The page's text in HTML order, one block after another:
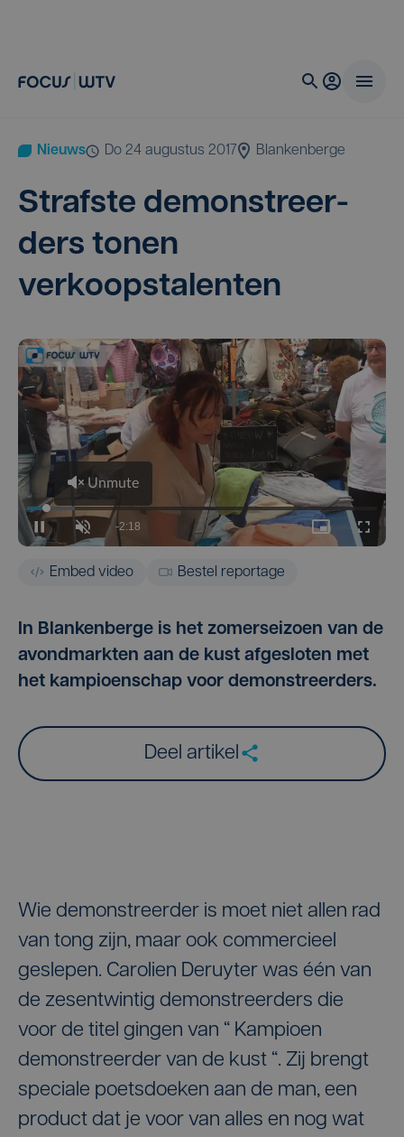
Nieuws do 24 augustus 2017 Blankenberge
Straf­ste demon­streer­
ders tonen
verkoopstalenten
Embed video Bestel reportage
In Blankenberge is het zomerseizoen van de
avondmarkten aan de kust afgesloten met
het kampioenschap voor demonstreerders.
Deel artikel
Wie demonstreerder is moet niet allen rad
van tong zijn, maar ook commercieel
geslepen. Carolien Deruyter was één van
de zesentwintig demonstreerders die
voor de titel gingen van “ Kampioen
demonstreerder van de kust “. Zij brengt
speciale poetsdoeken aan de man, een
product dat je voor van alles en nog wat